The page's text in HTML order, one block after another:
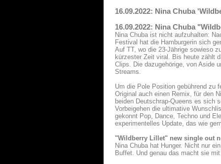
16.09.2022: Nina Chuba
16.09.2022: Nina Chuba
Nina Chuba ist nicht aufzuhalten:
Festival hat die Hamburgerin sich
Auf TT, wo die 23-Jährige sowieso
kürzester Zeit viral. Bis heute zählt
Clips. Die dazugehörige, von Aside
Streams.
Um die Pole Position gebührend zu
Original auch einen Remix, für den
beiden Deutschrap-Queens es sich
Vorbeigehen die ultimative
gekonnt Pop, Dance, Techno und
experimentelles Update, das wie
"Wildberry Lillet" new single out
Nina Chuba hat Hunger. Nicht nur
Buffet. Und genau das macht sie